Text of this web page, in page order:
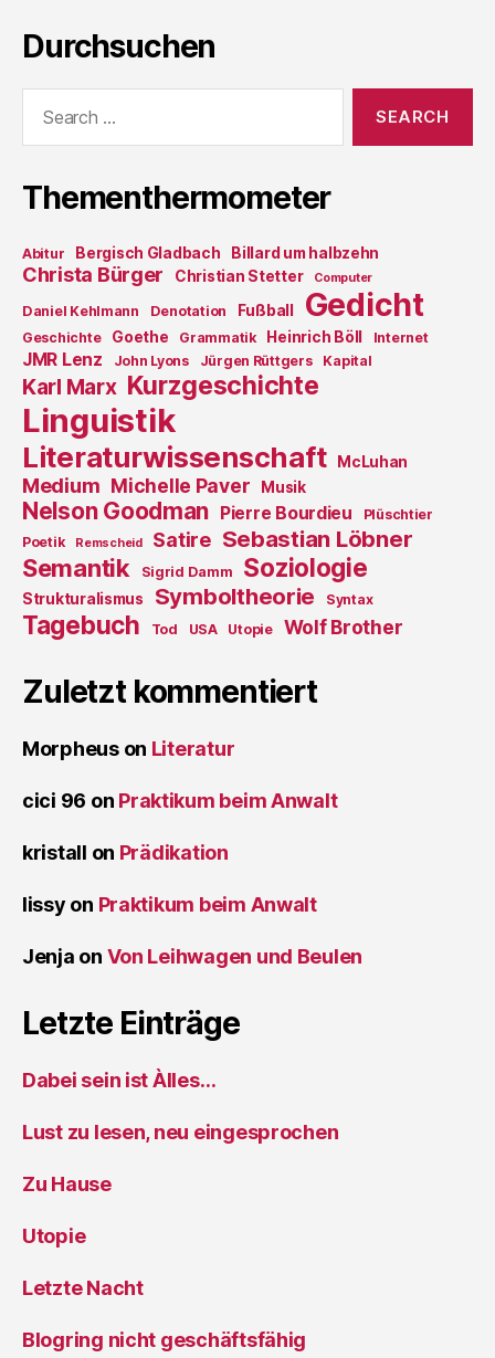
Durchsuchen
Thementhermometer
Abitur Bergisch Gladbach Billard um halbzehn
Christa Bürger Christian Stetter Computer
Daniel Kehlmann Denotation Fußball Gedicht
Geschichte Goethe Grammatik Heinrich Böll Internet
JMR Lenz John Lyons Jürgen Rüttgers Kapital
Karl Marx Kurzgeschichte
Linguistik
Literaturwissenschaft McLuhan
Medium Michelle Paver Musik
Nelson Goodman Pierre Bourdieu
Plüschtier
Poetik
Remscheid Satire Sebastian Löbner
Semantik Sigrid Damm Soziologie
Strukturalismus Symboltheorie Syntax
Tagebuch Tod USA Utopie Wolf Brother
Zuletzt kommentiert
Morpheuson Literatur
cici 96 on Praktikum beim Anwalt
kristall on Prädikation
lissy on Praktikum beim Anwalt
Jenja on Von Leihwagen und Beulen
Letzte Einträge
Dabei sein ist Àlles…
Lust zu lesen, neu eingesprochen
Zu Hause
Utopie
Letzte Nacht
Blogring nicht geschäftsfähig